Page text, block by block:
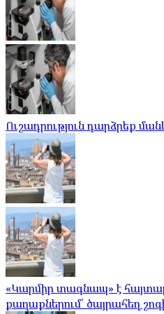
Ուշադրություն դարձրեք
«Կարմիր տագնապ» է
քաղաքներում՝ ծայրահեղ